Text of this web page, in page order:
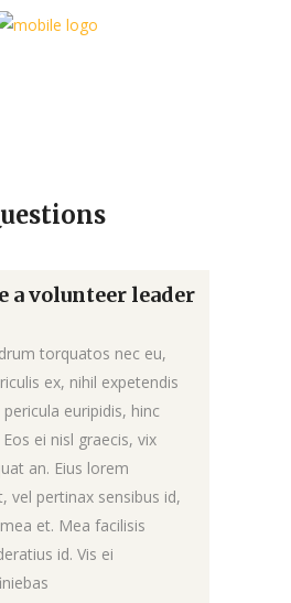
a volunteer leader
torquatos nec eu,
ex, nihil expetendis
euripidis, hinc
ei nisl graecis, vix
an. Eius lorem
vel pertinax sensibus id,
et. Mea facilisis
id. Vis ei